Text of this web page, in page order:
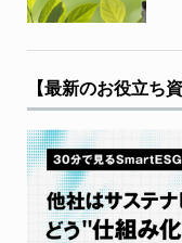
【最新のお役立ち